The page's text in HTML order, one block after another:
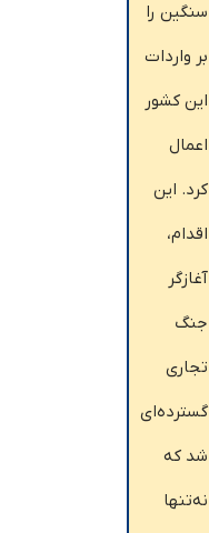
سنگین را
بر واردات
این کشور
اعمال
کرد. این
اقدام،
آغازگر
جنگ
تجاری
گسترده‌ای
شد که
نه‌تنها